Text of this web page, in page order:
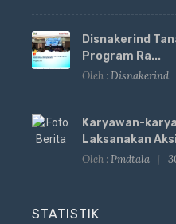
Disnakerind
Program Ra...
Oleh :Disnakerind
Karyawan-
Laksanakan
Oleh :Pmdtala
STATISTIK